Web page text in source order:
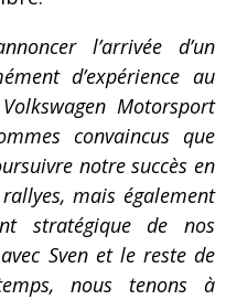
l’arrivée d’un
d’expérience au
Motorsport
convaincus que
notre succès en
mais également
stratégique de nos
Sven et le reste de
nous tenons à